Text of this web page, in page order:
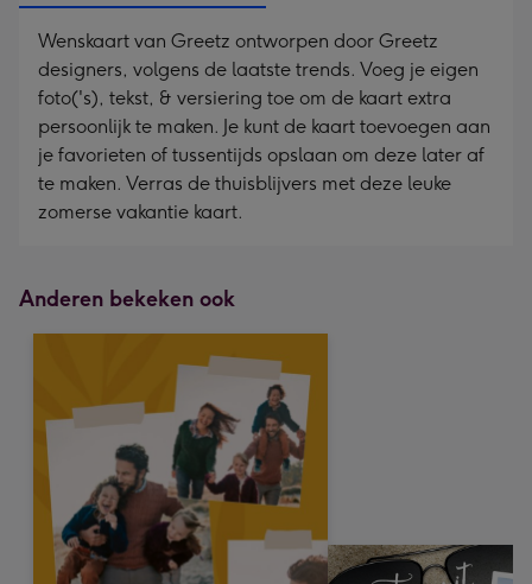
166
x
118
mm
Wenskaart van Greetz ontworpen door Greetz
designers, volgens de laatste trends. Voeg je eigen
foto('s), tekst, & versiering toe om de kaart extra
persoonlijk te maken. Je kunt de kaart toevoegen aan
je favorieten of tussentijds opslaan om deze later af
te maken. Verras de thuisblijvers met deze leuke
zomerse vakantie kaart.
Anderen bekeken ook